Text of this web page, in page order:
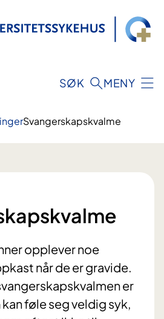
SØK MENY
Svangerskapskvalme
opplever noe
når de er gravide.
er
føle seg veldig syk,